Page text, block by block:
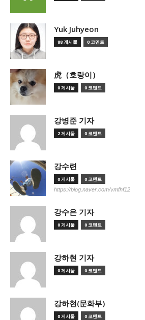
Yuk Juhyeon
88 게시물 0 코멘트
虎（호랑이）
0 게시물 0 코멘트
강병준 기자
2 게시물 0 코멘트
강수련
0 게시물 0 코멘트
https://blog.naver.com/vmfhf12
강수은 기자
0 게시물 0 코멘트
강하현 기자
0 게시물 0 코멘트
강하현(문화부)
0 게시물 0 코멘트